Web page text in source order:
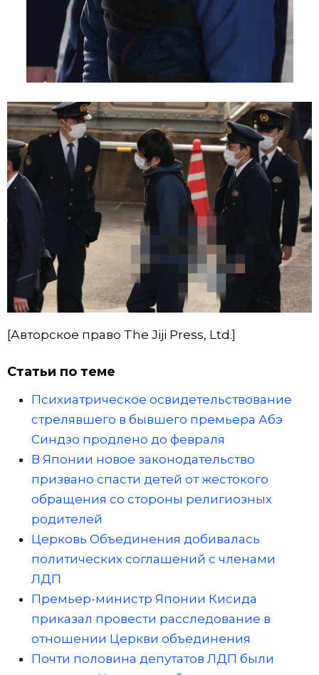
[Авторское право The Jiji Press, Ltd.]
Статьи по теме
Психиатрическое освидетельствование
стрелявшего в бывшего премьера Абэ
Синдзо продлено до февраля
В Японии новое законодательство
призвано спасти детей от жестокого
обращения со стороны религиозных
родителей
Церковь Объединения добивалась
политических соглашений с членами
ЛДП
Премьер-министр Японии Кисида
приказал провести расследование в
отношении Церкви объединения
Почти половина депутатов ЛДП были